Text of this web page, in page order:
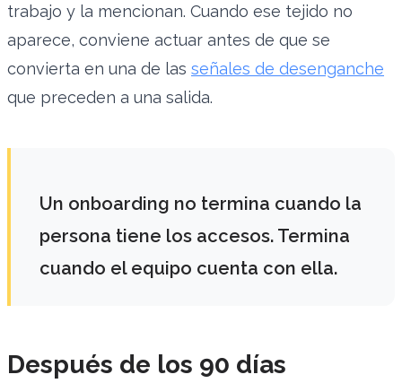
trabajo y la mencionan. Cuando ese tejido no
aparece, conviene actuar antes de que se
convierta en una de las señales de desenganche
que preceden a una salida.
Un onboarding no termina cuando la
persona tiene los accesos. Termina
cuando el equipo cuenta con ella.
Después de los 90 días